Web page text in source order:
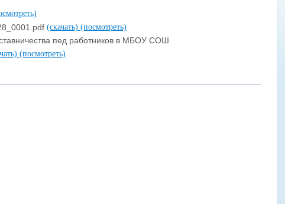
(скачать) (посмотреть)
пед работников в МБОУ СОШ
(посмотреть)